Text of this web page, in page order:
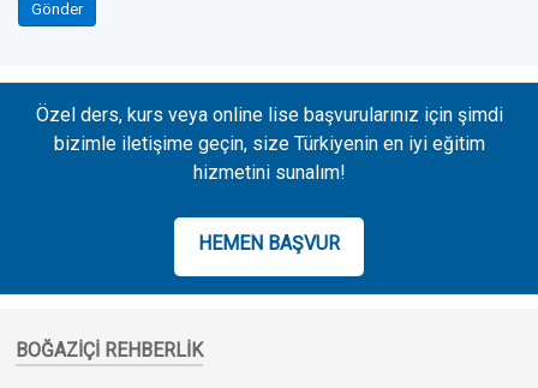
Gönder
Özel ders, kurs veya online lise başvurularınız için şimdi
bizimle iletişime geçin, size Türkiyenin en iyi eğitim
hizmetini sunalım!
HEMEN BAŞVUR
BOĞAZIÇI REHBERLIK